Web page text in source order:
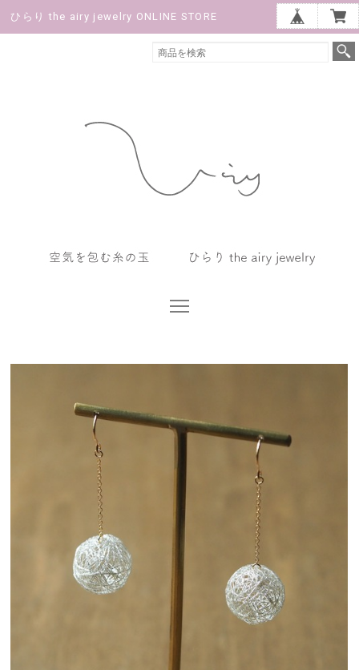
ひらり the airy jewelry ONLINE STORE